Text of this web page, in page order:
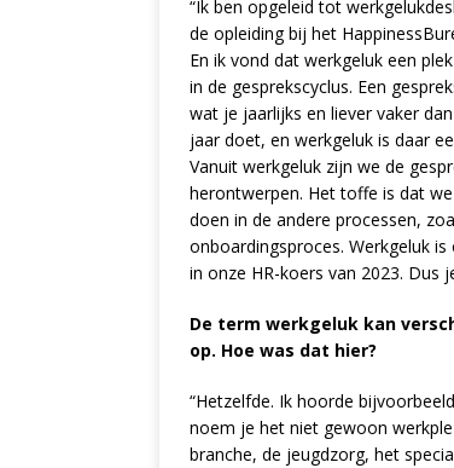
“Ik ben opgeleid tot
de opleiding bij het
En ik vond dat werkgeluk een
in de gesprekscyclus. Een
wat je jaarlijks en liever vaker
jaar doet, en werkgeluk is daar
Vanuit werkgeluk zijn we de
herontwerpen. Het toffe is dat
doen in de andere processen,
onboardingsproces. Werkgeluk
in onze HR-koers van 2023. Dus
De term werkgeluk kan
op. Hoe was dat hier?
“Hetzelfde. Ik hoorde
noem je het niet gewoon
branche, de jeugdzorg, het